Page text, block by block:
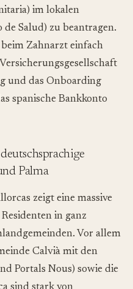
) im lokalen
de Salud) zu beantragen.
Zahnarzt einfach
und das Onboarding
spanische Bankkonto
Palma
zeigt eine massive
in ganz
Vor allem
Calvià mit den
Portals Nous) sowie die